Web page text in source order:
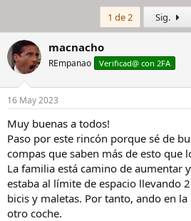
c
i
a
d
o
r
d
e
h
i
l
o
h
a
e
i
c
i
o
1 de 2
Sig.
macnacho
REmpanao Verificad@ con 2FA
16 May 2023
Muy buenas a todos!
Paso por este rincón porque sé de
compas que saben más de esto que
La familia está camino de aumentar
estaba al límite de espacio llevando
bicis y maletas. Por tanto, ando en
otro coche.